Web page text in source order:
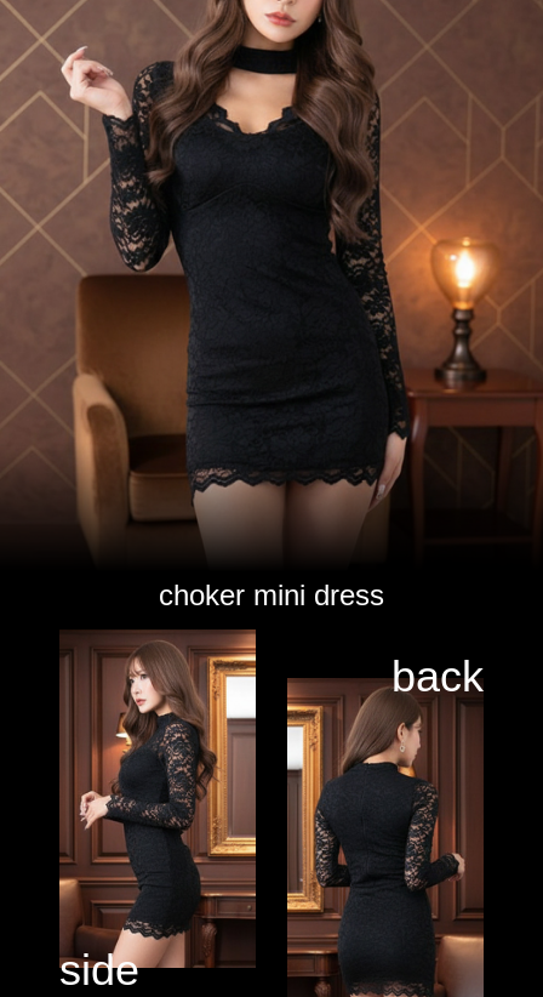
choker mini dress